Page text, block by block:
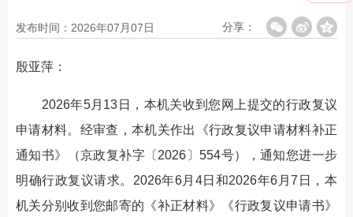
发布时间：2026年07月07日 分享：
殷亚萍：
2026年5月13日，本机关收到您网上提交的行政复议
申请材料。经审查，本机关作出《行政复议申请材料补正
通知书》（京政复补字〔2026〕554号），通知您进一步
明确行政复议请求。2026年6月4日和2026年6月7日，本
机关分别收到您邮寄的《补正材料》《行政复议申请书》